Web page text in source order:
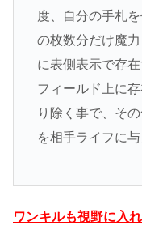
度、自分の手札
の枚数分だけ魔
に表側表示で存
フィールド上に
り除く事で、そ
を相手ライフに与
ワンキルも視野に入